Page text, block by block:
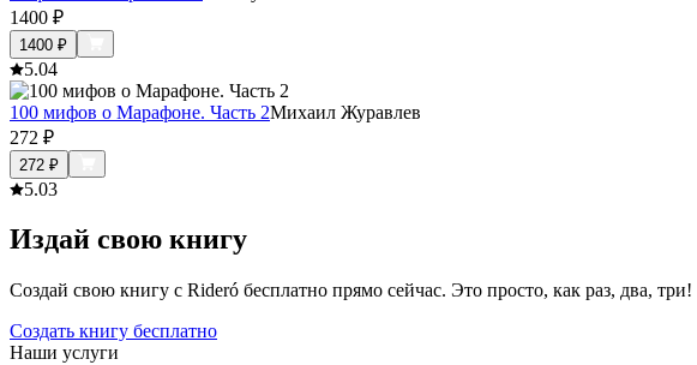
1400 ₽
1400 ₽
5.04
100 мифов о Марафоне. Часть 2Михаил Журавлев
272 ₽
272 ₽
5.03
Издай свою книгу
Создай свою книгу с Rideró бесплатно прямо сейчас. Это просто, как раз, два, три!
Создать книгу бесплатно
Наши услуги